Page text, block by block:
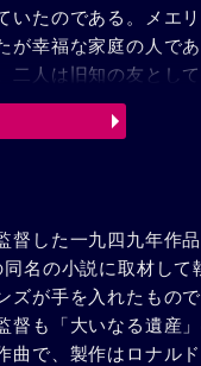
いたのである。メエ
が幸福な家庭の人で
二人は旧知の友とし
、ホテルのテラスから
でしらべると妻とステ
て大学教授としての地
イはさらに、背中を
嘆願した。夫が背を
くの地下鉄のプラッ
引戻された。背中に
うとも自分がメエリ
督した一九四九年作
名の小説に取材して
ズが手を入れたもの
督も「大いなる遺産
曲で、製作はロナル